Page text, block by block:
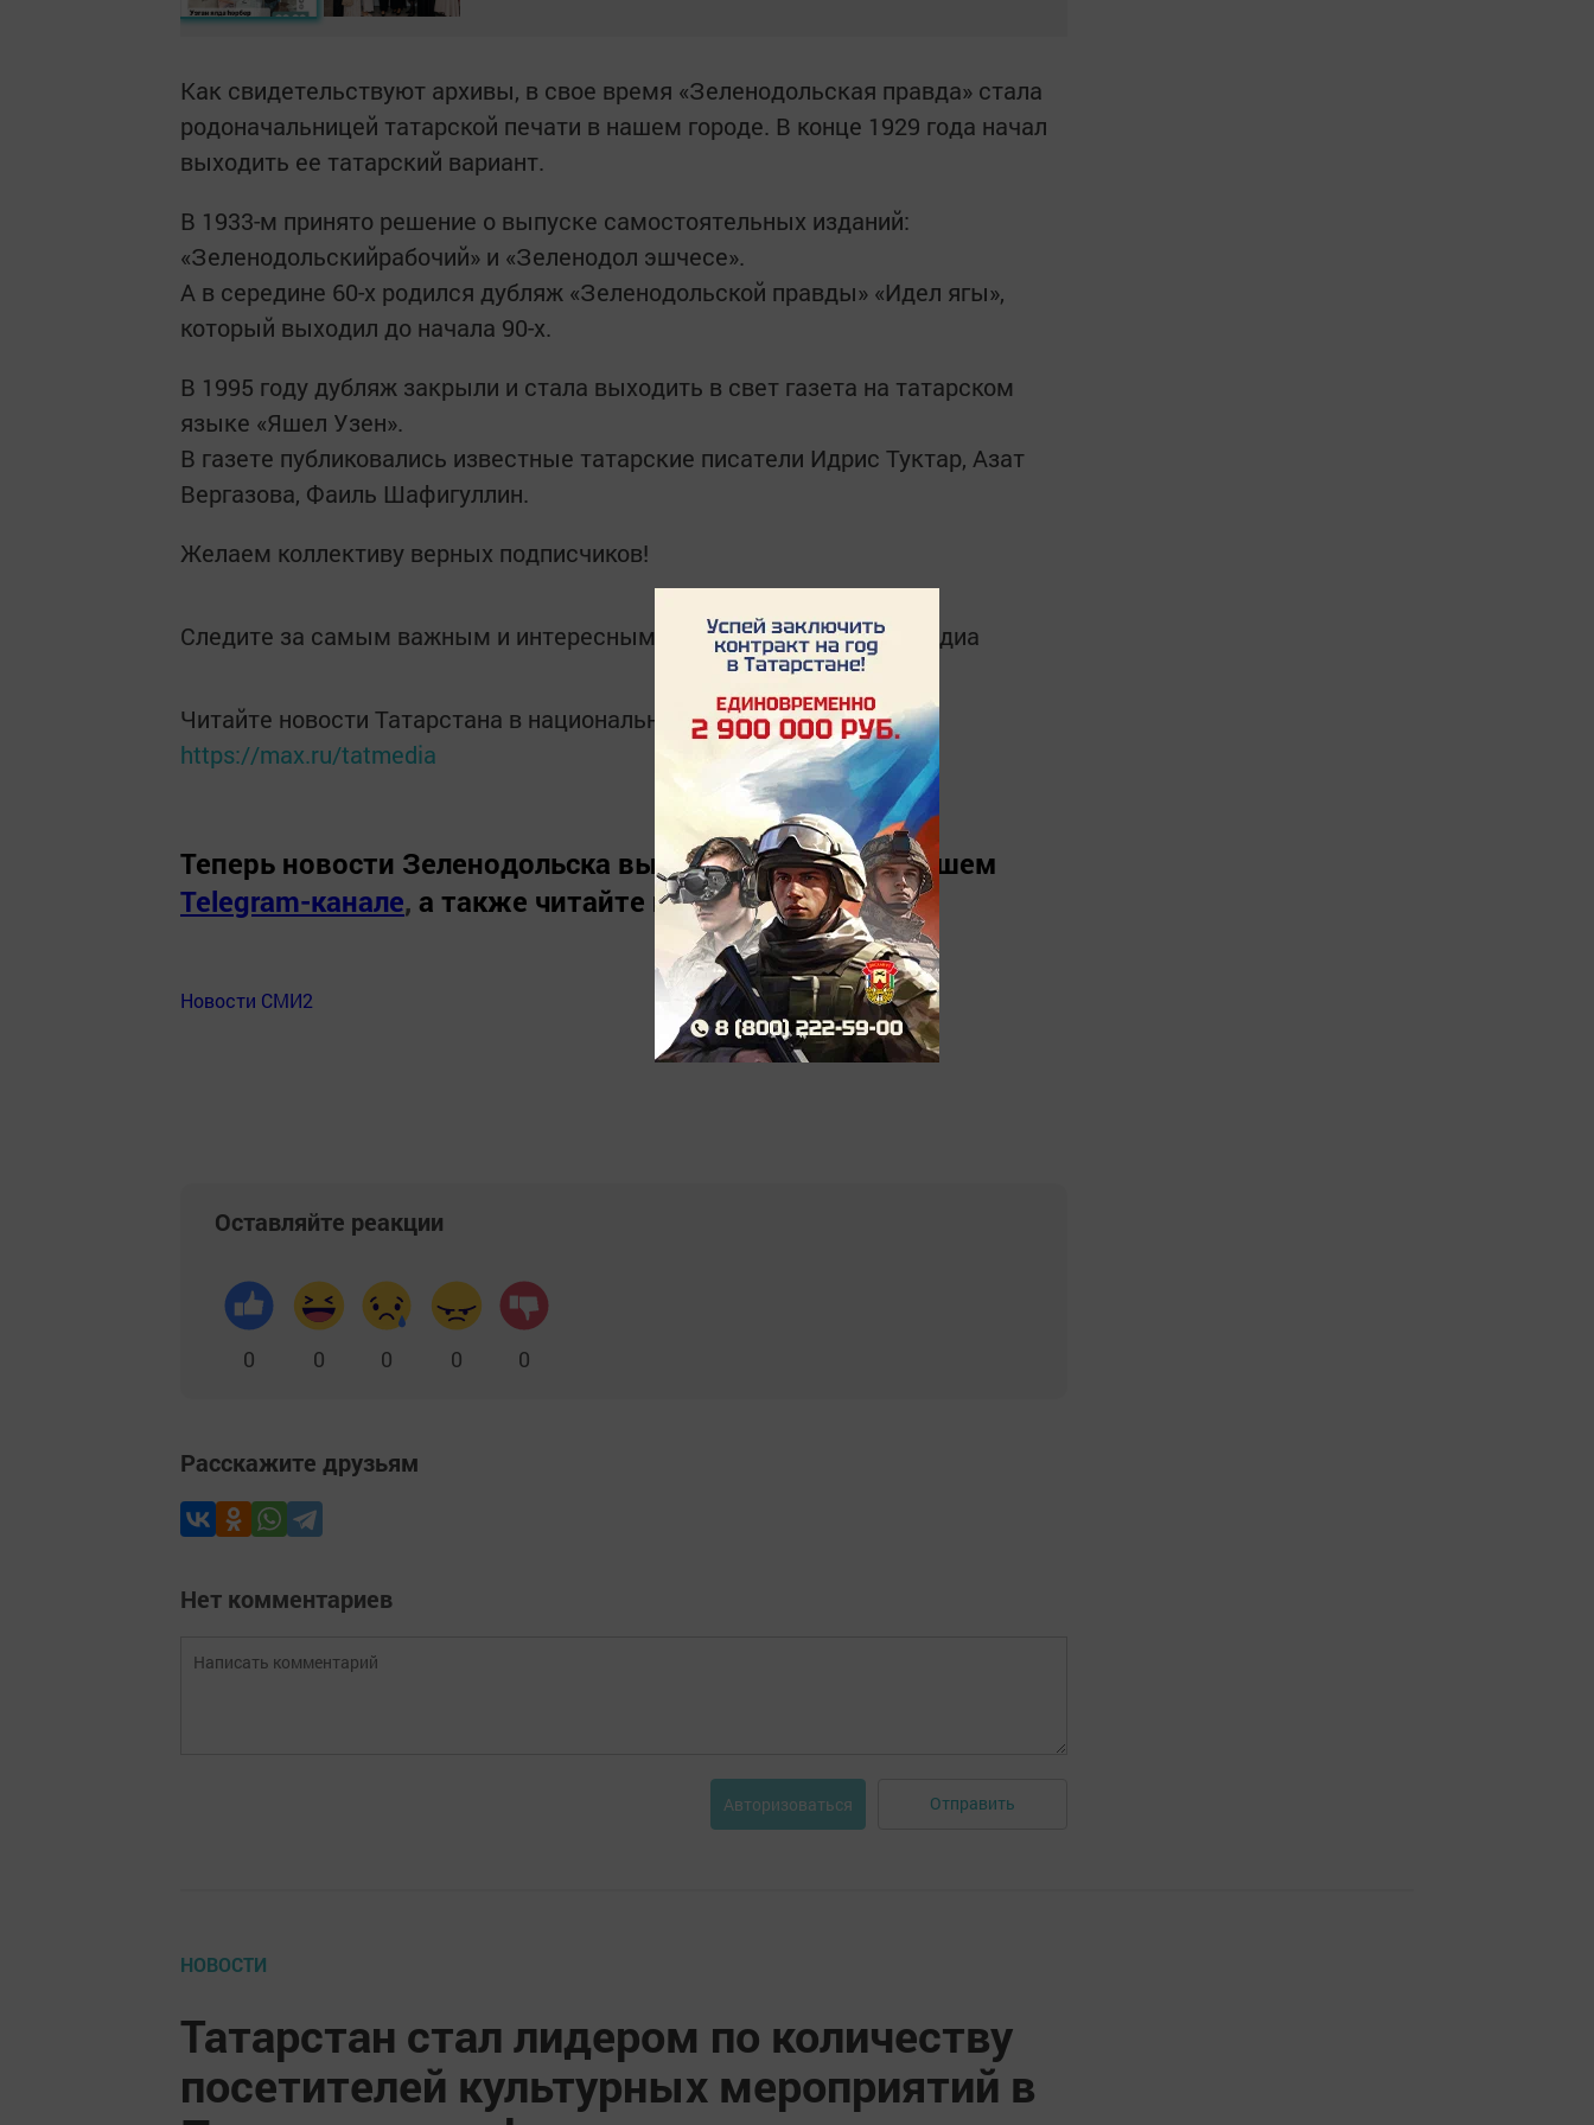
Как свидетельствуют архивы, в свое время «Зеленодольская правда» стала
родоначальницей татарской печати в нашем городе. В конце 1929 года начал
выходить ее татарский вариант.
В 1933-м принято решение о выпуске самостоятельных изданий:
«Зеленодольскийрабочий» и «Зеленодол эшчесе».
А в середине 60-х родился дубляж «Зеленодольской правды» «Идел ягы»,
который выходил до начала 90-х.
В 1995 году дубляж закрыли и стала выходить в свет газета на татарском
языке «Яшел Узен».
В газете публиковались известные татарские писатели Идрис Туктар, Азат
Вергазова, Фаиль Шафигуллин.
Желаем коллективу верных подписчиков!
Следите за самым важным и интересным в Telegram-каналеТатмедиа
Читайте новости Татарстана в национальном мессенджере MАХ:
https://max.ru/tatmedia
Теперь новости Зеленодольска вы можете узнать в нашем
Telegram-канале, а также читайте нас в«Дзен».
Новости СМИ2
Оставляйте реакции
0 0 0 0 0
Расскажите друзьям
Нет комментариев
Авторизоваться Отправить
НОВОСТИ
Татарстан стал лидером по количеству
посетителей культурных мероприятий в